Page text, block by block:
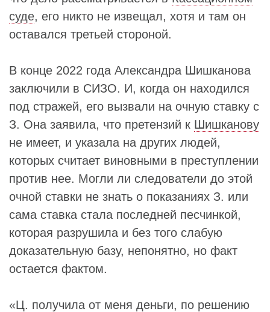
суде, его никто не извещал, хотя и там он
оставался третьей стороной.
В конце 2022 года Александра Шишканова
заключили в СИЗО. И, когда он находился
под стражей, его вызвали на очную ставку с
З. Она заявила, что претензий к Шишканову
не имеет, и указала на других людей,
которых считает виновными в преступлении
против нее. Могли ли следователи до этой
очной ставки не знать о показаниях З. или
сама ставка стала последней песчинкой,
которая разрушила и без того слабую
доказательную базу, непонятно, но факт
остается фактом.
«Ц. получила от меня деньги, по решению